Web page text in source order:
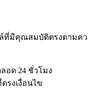
มีคุณสมบัติตรงตามค
อด 24 ชั่วโมง
รงเงื่อนไข